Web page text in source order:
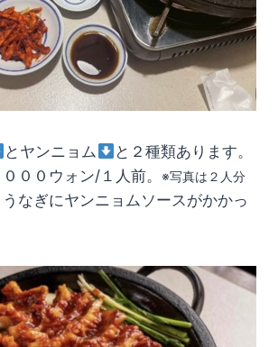
とヤンニョム
と２種類あります。
００ウォン/１人前。 ※写真は２人分
なぎにヤンニョムソースがかかっ